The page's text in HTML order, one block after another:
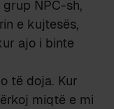
NPC-sh,
e kujtesës,
ajo i binte
të doja. Kur
miqtë e mi